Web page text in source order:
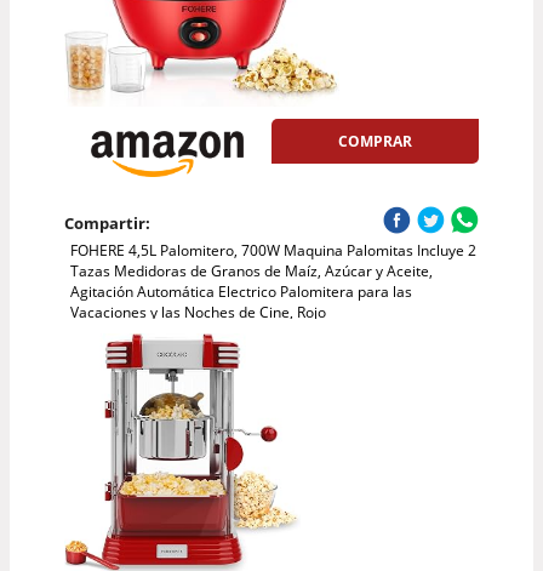
COMPRAR
Compartir:
FOHERE 4,5L Palomitero, 700W Maquina Palomitas Incluye 2
Tazas Medidoras de Granos de Maíz, Azúcar y Aceite,
Agitación Automática Electrico Palomitera para las
Vacaciones y las Noches de Cine, Rojo